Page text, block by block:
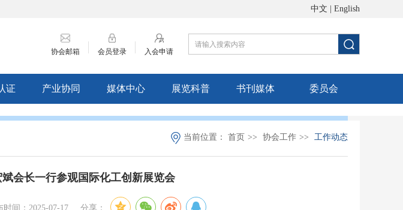
中文 English
协会邮箱 会员登录 入会申请
证 产业协同 媒体中心 展览科普 书刊媒体 委员会
当前位置： 首页 >> 协会工作 >> 工作动态
斌会长一行参观国际化工创新展览会
间：2025-07-17 分享：